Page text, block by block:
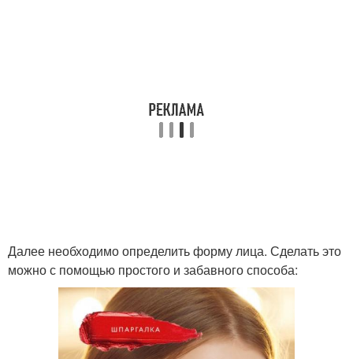
Далее необходимо определить форму лица. Сделать это
можно с помощью простого и забавного способа: